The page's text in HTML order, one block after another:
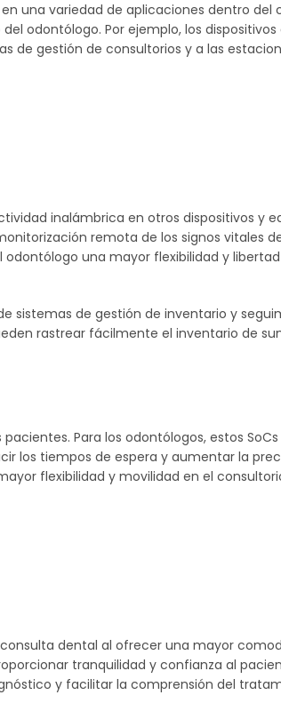
una variedad de aplicaciones dentro del
odontólogo. Por ejemplo, los
de gestión de consultorios y a las
inalámbrica en otros dispositivos y
remota de los signos vitales
una mayor flexibilidad y
sistemas de gestión de inventario y
rastrear fácilmente el inventario de
Para los odontólogos, estos
los tiempos de espera y aumentar la
flexibilidad y movilidad en el
dental al ofrecer una mayor
tranquilidad y confianza al
y facilitar la comprensión del